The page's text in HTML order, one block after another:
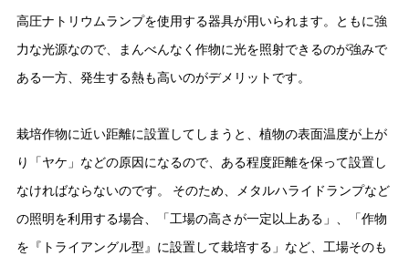
高圧ナトリウムランプを使用する器具が用いられます。ともに強
力な光源なので、まんべんなく作物に光を照射できるのが強みで
ある一方、発生する熱も高いのがデメリットです。
栽培作物に近い距離に設置してしまうと、植物の表面温度が上が
り「ヤケ」などの原因になるので、ある程度距離を保って設置し
なければならないのです。 そのため、メタルハライドランプなど
の照明を利用する場合、「工場の高さが一定以上ある」、「作物
を『トライアングル型』に設置して栽培する」など、工場そのも